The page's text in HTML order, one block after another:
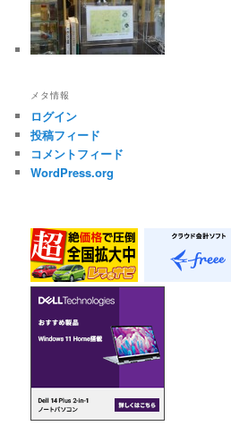
メタ情報
ログイン
投稿フィード
コメントフィード
WordPress.org